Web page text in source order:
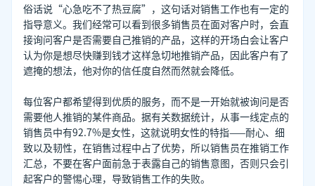
俗话说“心急吃不了热豆腐”，这句话对销售工作也有一定的
指导意义。我们经常可以看到很多销售员在面对客户时，会直
接询问客户是否需要自己推销的产品，这样的开场白会让客户
认为你是想尽快赚到钱才这样急切地推销产品，因此客户有了
遮掩的想法，他对你的信任度自然而然就会降低。
每位客户都希望得到优质的服务，而不是一开始就被询问是否
需要他人推销的某件商品。据有关数据统计，从事一线定点的
销售员中有92.7%是女性，这就说明女性的特指——耐心、细
致以及韧性，在销售过程中占了优势，所以销售员在推销工作
汇总，不要在客户面前急于表露自己的销售意图，否则只会引
起客户的警惕心理，导致销售工作的失败。